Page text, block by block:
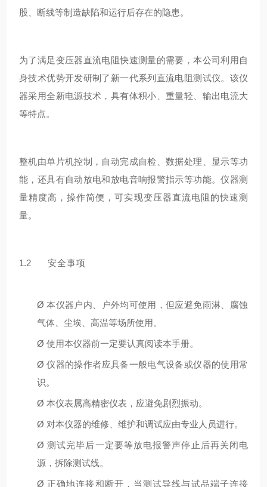
股、断线等制造缺陷和运⾏后存在的隐患。
为了满⾜变压器直流电阻快速测量的需要，本公司利⽤⾃
⾝技术优势开发研制了新⼀代系列直流电阻测试仪。该仪
器采⽤全新电源技术，具有体积⼩、重量轻、输出电流⼤
等特点。
整机由单⽚机控制，⾃动完成⾃检、数据处理、显示等功
能，还具有⾃动放电和放电⾳响报警指示等功能。仪器测
量精度⾼，操作简便，可实现变压器直流电阻的快速测
量。
1.2 安全事项
Ø本仪器户内、户外均可使⽤，但应避免⾬淋、腐蚀
⽓体、尘埃、⾼温等场所使⽤。
Ø 使⽤本仪器前⼀定要认真阅读本⼿册。
Ø仪器的操作者应具备⼀般电⽓设备或仪器的使⽤常
识。
Ø 本仪表属⾼精密仪表，应避免剧烈振动。
Ø 对本仪器的维修、维护和调试应由专业⼈员进⾏。
Ø测试完毕后⼀定要等放电报警声停⽌后再关闭电
源，拆除测试线。
Ø 正确地连接和断开，当测试导线与试品端⼦连接